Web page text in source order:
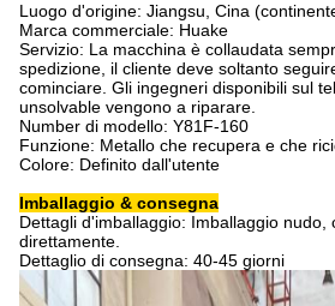
Luogo d'origine: Jiangsu, Cina
Marca commerciale: Huake
Servizio: La macchina è collaudata
spedizione, il cliente deve soltanto
cominciare. Gli ingegneri disponibili sul
unsolvable vengono a riparare.
Number di modello: Y81F-160
Funzione: Metallo che recupera e che
Colore: Definito dall'utente
Imballaggio & consegna
Dettagli d'imballaggio: Imballaggio nudo,
direttamente.
Dettaglio di consegna: 40-45 giorni